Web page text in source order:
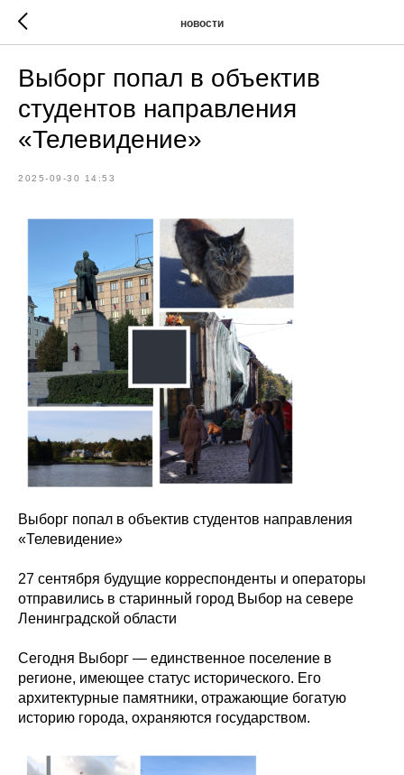
новости
Выборг попал в объектив
студентов направления
«Телевидение»
2025-09-30 14:53
Выборг попал в объектив студентов направления
«Телевидение»
27 сентября будущие корреспонденты и операторы
отправились в старинный город Выбор на севере
Ленинградской области
Сегодня Выборг — единственное поселение в
регионе, имеющее статус исторического. Его
архитектурные памятники, отражающие богатую
историю города, охраняются государством.